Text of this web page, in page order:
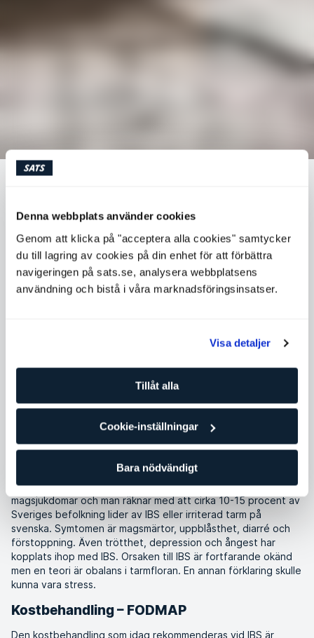
Denna webbplats använder cookies
Genom att klicka på "acceptera alla cookies" samtycker
du till lagring av cookies på din enhet för att förbättra
navigeringen på sats.se, analysera webbplatsens
användning och bistå i våra marknadsföringsinsatser.
Visa detaljer
Tillåt alla
Cookie-inställningar
Bara nödvändigt
MED IBS
Kanske har du hört talas om FODMAP men inte riktigt
förstått vad kostbehandlingen går ut på och vem den
riktar sig till? SATS dietist reder ut begreppet, som
nutritionist
PassMat och hälsa
Vad är IBS?
Har du ofta uppblåst mage? Då kan det vara IBS - Irritable
Bowel Syndrome - du lider av. Det är en av våra vanligaste
magsjukdomar och man räknar med att cirka 10-15 procent av
Sveriges befolkning lider av IBS eller irriterad tarm på
svenska. Symtomen är magsmärtor, uppblåsthet, diarré och
förstoppning. Även trötthet, depression och ångest har
kopplats ihop med IBS. Orsaken till IBS är fortfarande okänd
men en teori är obalans i tarmfloran. En annan förklaring skulle
kunna vara stress.
Kostbehandling – FODMAP
Den kostbehandling som idag rekommenderas vid IBS är